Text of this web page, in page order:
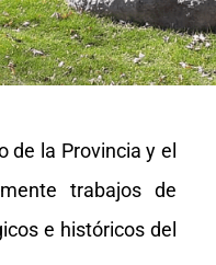
de la Provincia y el
trabajos de
e históricos del